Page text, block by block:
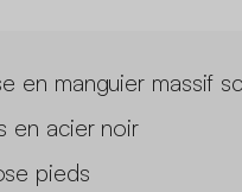
en manguier massif
en acier noir
pieds